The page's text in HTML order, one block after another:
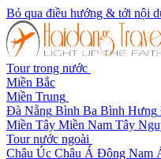
Bỏ qua điều hướng & tới nội
Tour trong nước
Miền Bắc
Miền Trung
Đà Nẵng Bình Ba Bình Hưng
Miền Tây Miền Nam Tây
Tour nước ngoài
Châu Úc Châu Á Đông Nam